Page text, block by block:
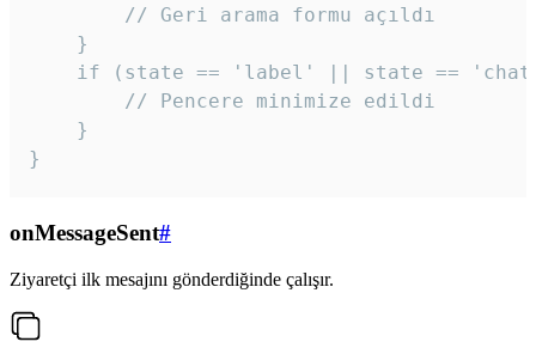
        // Geri arama formu açıldı
    }
if (state == 'label' || state ==
        // Pencere minimize edildi
    }
}
onMessageSent#
Ziyaretçi ilk mesajını gönderdiğinde çalışır.